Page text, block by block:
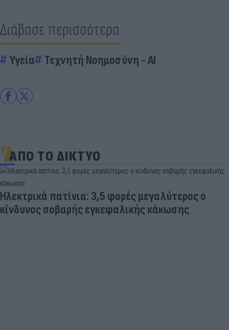
Διάβασε περισσότερα
Υγεία Τεχνητή Νοημοσύνη - AI
ΑΠΟ ΤΟ ΔΙΚΤΥΟ
Ηλεκτρικά πατίνια: 3,5 φορές μεγαλύτερος ο
κίνδυνος σοβαρής εγκεφαλικής κάκωσης